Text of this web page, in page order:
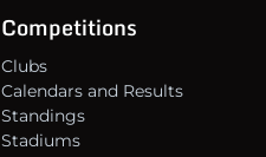
Competitions
Clubs
Calendars and Results
Standings
Stadiums